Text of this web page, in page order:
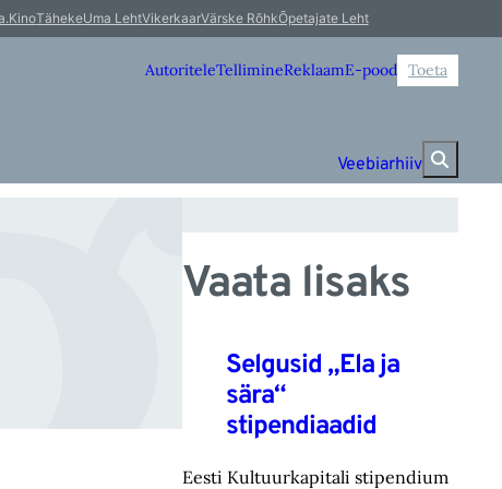
TähekeUma LehtVikerkaarVärske RõhkÕpetajate Leht
AutoriteleTellimineReklaamE-pood Toeta
Veebiarhiiv
Vaata lisaks
Selgusid „Ela ja
sära“
stipendiaadid
Eesti Kultuurkapitali stipendium